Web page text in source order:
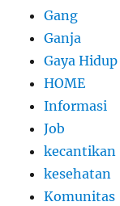
Gang
Ganja
Gaya Hidup
HOME
Informasi
Job
kecantikan
kesehatan
Komunitas